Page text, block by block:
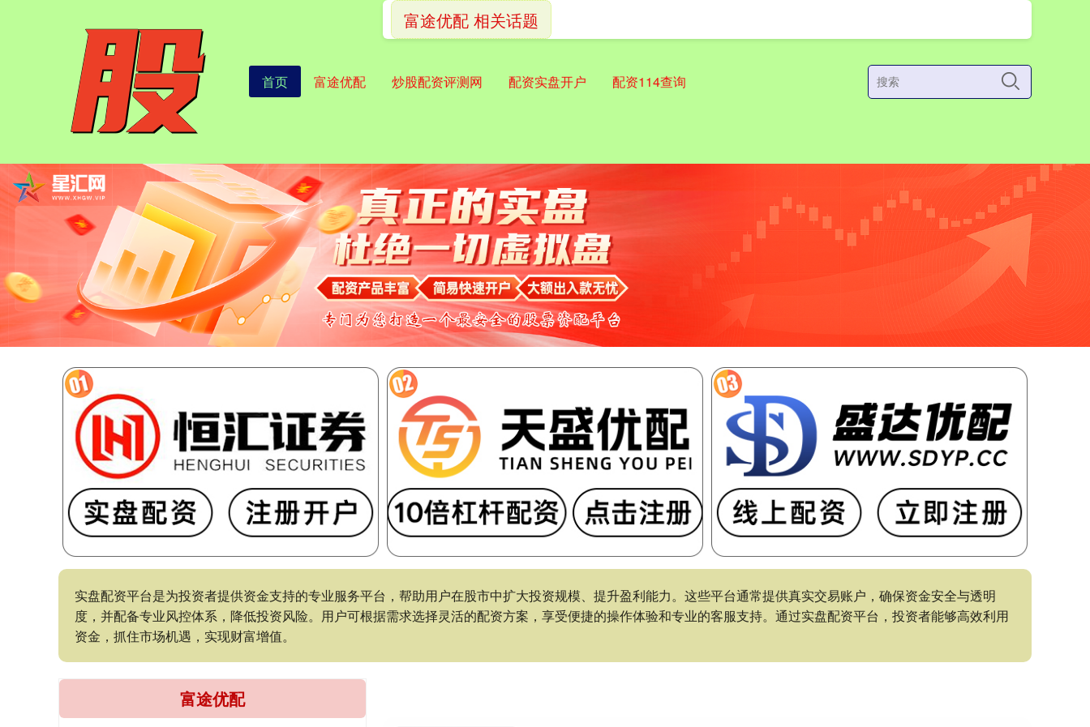
首页 富途优配 炒股配资评测网 配资实盘开户 配资114查询
实盘配资平台是为投资者提供资金支持的专业服务平台，帮助用户在股市中扩大投资规模、提升盈利能力。这些平台通常提供真实交易账户，确保资金安全与透明
度，并配备专业风控体系，降低投资风险。用户可根据需求选择灵活的配资方案，享受便捷的操作体验和专业的客服支持。通过实盘配资平台，投资者能够高效利用
资金，抓住市场机遇，实现财富增值。
富途优配 相关话题
富途优配